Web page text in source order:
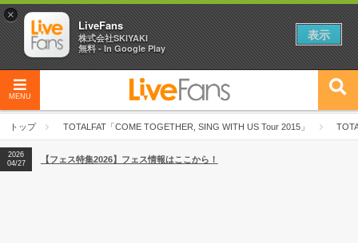
MENU
トップ TOTALFAT「COME TOGETHER, SING WITH US Tour 2015」
2026
04/27
2026
【ライブ動員ランキング】2026年上半期編発表！
2026
04/27
【フェス特集2026】フェス情報はここから！
×
LiveFans
株式会社SKIYAKI
無料 - In Google Play
表示